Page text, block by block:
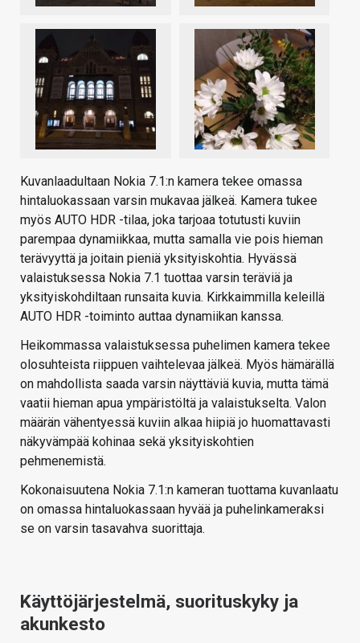
Kuvanlaadultaan Nokia 7.1:n kamera tekee omassa
hintaluokassaan varsin mukavaa jälkeä. Kamera tukee
myös AUTO HDR -tilaa, joka tarjoaa totutusti kuviin
parempaa dynamiikkaa, mutta samalla vie pois hieman
terävyyttä ja joitain pieniä yksityiskohtia. Hyvässä
valaistuksessa Nokia 7.1 tuottaa varsin teräviä ja
yksityiskohdiltaan runsaita kuvia. Kirkkaimmilla keleillä
AUTO HDR -toiminto auttaa dynamiikan kanssa.
Heikommassa valaistuksessa puhelimen kamera tekee
olosuhteista riippuen vaihtelevaa jälkeä. Myös hämärällä
on mahdollista saada varsin näyttäviä kuvia, mutta tämä
vaatii hieman apua ympäristöltä ja valaistukselta. Valon
määrän vähentyessä kuviin alkaa hiipiä jo huomattavasti
näkyvämpää kohinaa sekä yksityiskohtien
pehmenemistä.
Kokonaisuutena Nokia 7.1:n kameran tuottama kuvanlaatu
on omassa hintaluokassaan hyvää ja puhelinkameraksi
se on varsin tasavahva suorittaja.
Käyttöjärjestelmä, suorituskyky ja
akunkesto